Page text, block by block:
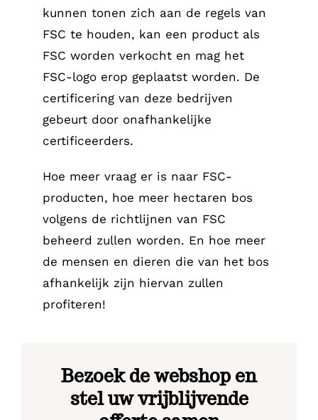
kunnen tonen zich aan de regels van
FSC te houden, kan een product als
FSC worden verkocht en mag het
FSC-logo erop geplaatst worden. De
certificering van deze bedrijven
gebeurt door onafhankelijke
certificeerders.
Hoe meer vraag er is naar FSC-
producten, hoe meer hectaren bos
volgens de richtlijnen van FSC
beheerd zullen worden. En hoe meer
de mensen en dieren die van het bos
afhankelijk zijn hiervan zullen
profiteren!
Bezoek de webshop en
stel uw vrijblijvende